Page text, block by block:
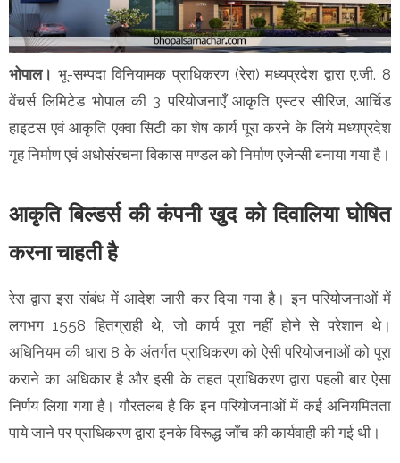
भोपाल। भू-सम्पदा विनियामक प्राधिकरण (रेरा) मध्यप्रदेश द्वारा ए.जी. 8
वेंचर्स लिमिटेड भोपाल की 3 परियोजनाएँ आकृति एस्टर सीरिज, आर्चिड
हाइटस एवं आकृति एक्वा सिटी का शेष कार्य पूरा करने के लिये मध्यप्रदेश
गृह निर्माण एवं अधोसंरचना विकास मण्डल को निर्माण एजेन्सी बनाया गया है।
आकृति बिल्डर्स की कंपनी खुद को दिवालिया घोषित
करना चाहती है
रेरा द्वारा इस संबंध में आदेश जारी कर दिया गया है। इन परियोजनाओं में
लगभग 1558 हितग्राही थे, जो कार्य पूरा नहीं होने से परेशान थे।
अधिनियम की धारा 8 के अंतर्गत प्राधिकरण को ऐसी परियोजनाओं को पूरा
कराने का अधिकार है और इसी के तहत प्राधिकरण द्वारा पहली बार ऐसा
निर्णय लिया गया है। गौरतलब है कि इन परियोजनाओं में कई अनियमितता
पाये जाने पर प्राधिकरण द्वारा इनके विरूद्ध जाँच की कार्यवाही की गई थी।